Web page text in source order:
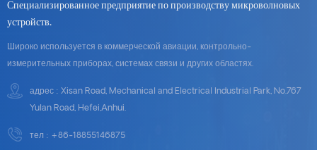
Специализированное предприятие по производству микроволновых
устройств.
Широко используется в коммерческой авиации, контрольно-
измерительных приборах, системах связи и других областях.
адрес : Xisan Road, Mechanical and Electrical Industrial Park, No.767
Yulan Road, Hefei,Anhui.
тел : +86-18855146875